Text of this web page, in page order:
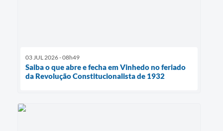
03 JUL 2026 - 08h49
Saiba o que abre e fecha em Vinhedo no feriado
da Revolução Constitucionalista de 1932